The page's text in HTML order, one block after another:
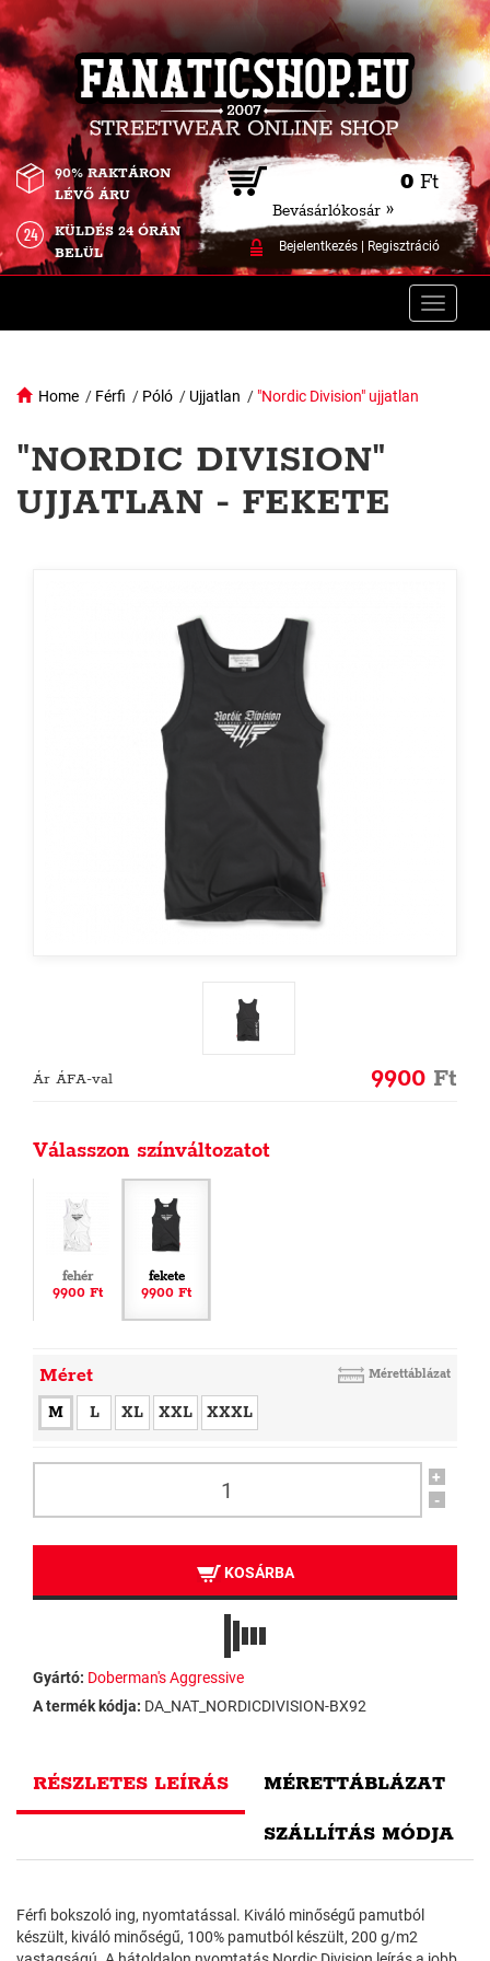
0 Ft
Bevásárlókosár »
Bejelentkezés| Regisztráció
90% RAKTÁRON
LÉVŐ ÁRU
KÜLDÉS 24 ÓRÁN
BELÜL
Toggle
Home / Férfi / Póló / Ujjatlan / "Nordic Division" ujjatlan
"NORDIC DIVISION"
UJJATLAN - FEKETE
Ár ÁFA-val 9900 Ft
Válasszon színváltozatot
fehér
9900 Ft
fekete
9900 Ft
Méret Mérettáblázat
M L XL XXL XXXL
+
-
KOSÁRBA
Gyártó: Doberman's Aggressive
A termék kódja: DA_NAT_NORDICDIVISION-BX92
RÉSZLETES LEÍRÁS MÉRETTÁBLÁZAT
SZÁLLÍTÁS MÓDJA
Férfi bokszoló ing, nyomtatással. Kiváló minőségű pamutból
készült, kiváló minőségű, 100% pamutból készült, 200 g/m2